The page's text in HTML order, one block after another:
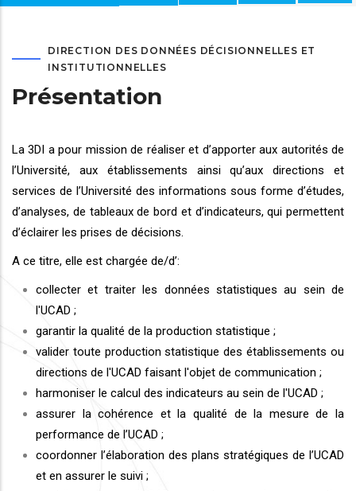
DIRECTION DES DONNÉES DÉCISIONNELLES ET
INSTITUTIONNELLES
Présentation
La 3DI a pour mission de réaliser et d’apporter aux autorités de
l’Université, aux établissements ainsi qu’aux directions et
services de l’Université des informations sous forme d’études,
d’analyses, de tableaux de bord et d’indicateurs, qui permettent
d’éclairer les prises de décisions.
A ce titre, elle est chargée de/d’:
collecter et traiter les données statistiques au sein de
l'UCAD ;
garantir la qualité de la production statistique ;
valider toute production statistique des établissements ou
directions de l'UCAD faisant l'objet de communication ;
harmoniser le calcul des indicateurs au sein de l'UCAD ;
assurer la cohérence et la qualité de la mesure de la
performance de l’UCAD ;
coordonner l’élaboration des plans stratégiques de l’UCAD
et en assurer le suivi ;